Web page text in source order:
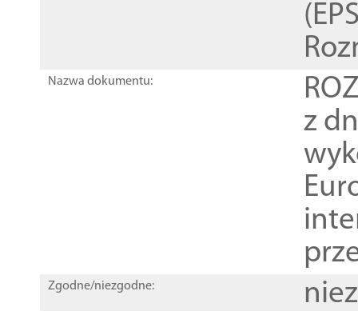
Nazwa dokumentu:
z
Zgodne/niezgodne: